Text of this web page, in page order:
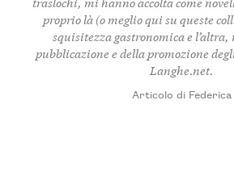
proprio là (o meglio qui su queste
squisitezza gastronomica e l’altra,
pubblicazione e della promozione
Langhe.net.
Articolo di Federica